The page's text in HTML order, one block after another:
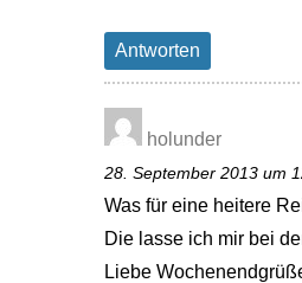
Antworten
holunder
28. September 2013 um
Was für eine heitere
Die lasse ich mir bei
Liebe